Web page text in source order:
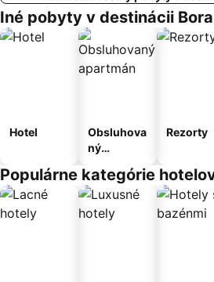
Iné pobyty v destinácii
Hotel
Obsluhova
ný
Rezorty
Populárne kategórie